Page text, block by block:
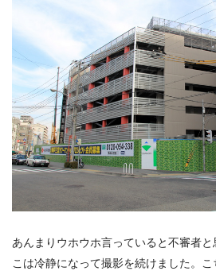
あんまりウホウホ言っていると不審者
こは冷静になって撮影を続けました。